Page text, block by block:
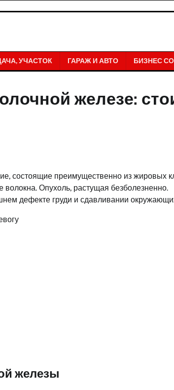
УЧАСТОК ГАРАЖ И АВТО БИЗНЕС
железе:
состоящие преимущественно из жировых
Опухоль, растущая безболезненно.
дефекте груди и сдавливании
железы